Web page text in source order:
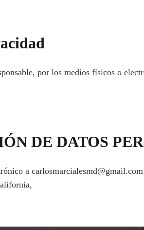
por los medios físicos o
DE DATOS
a